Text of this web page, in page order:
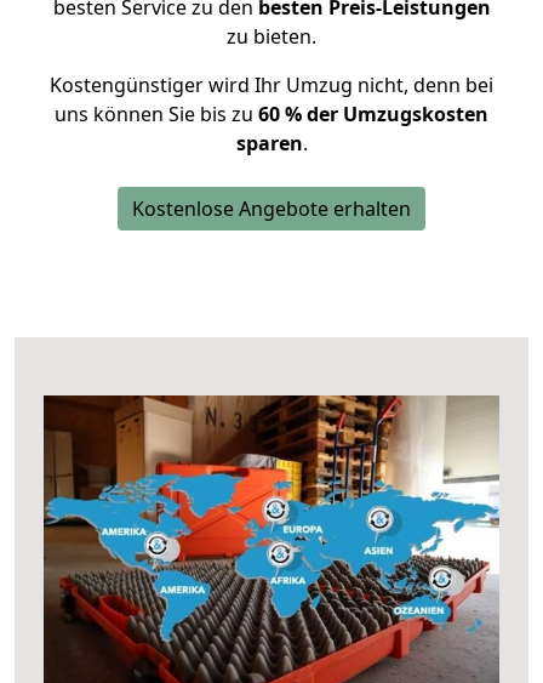
besten Service zu den besten Preis-Leistungen
zu bieten.
Kostengünstiger wird Ihr Umzug nicht, denn bei
uns können Sie bis zu 60 % der Umzugskosten
sparen.
Kostenlose Angebote erhalten